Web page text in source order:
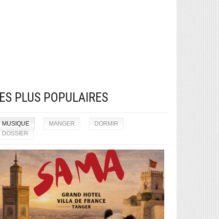
PLUS POPULAIRES
MUSIQUE MANGER
DORMIR
DOSSIER